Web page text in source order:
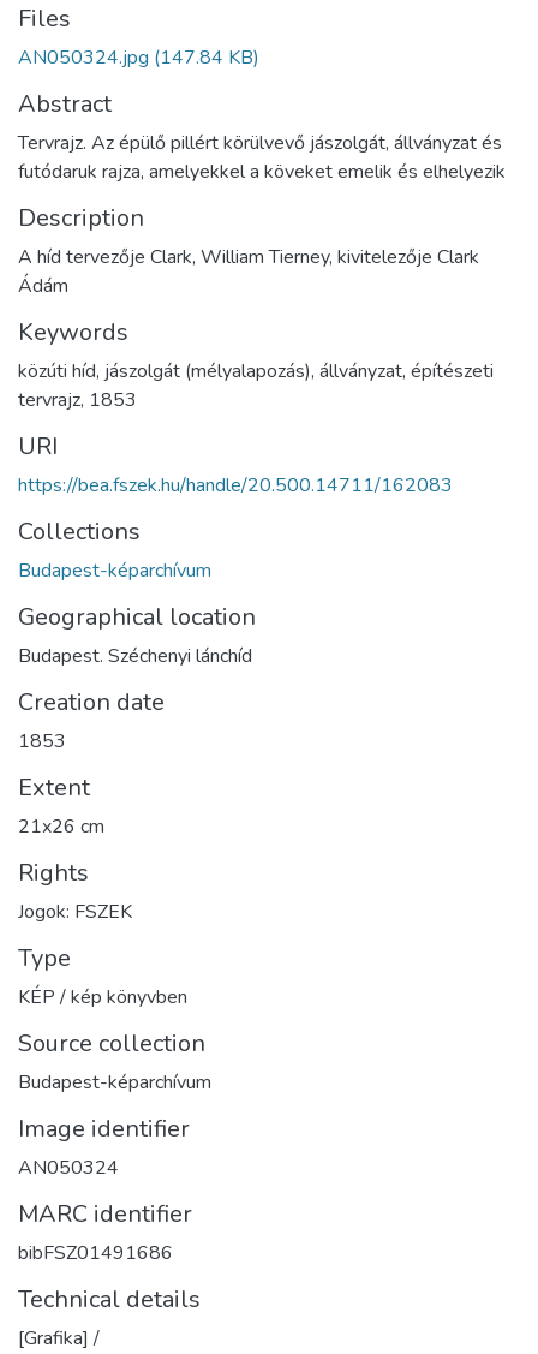
Files
AN050324.jpg (147.84 KB)
Abstract
Tervrajz. Az épülő pillért körülvevő jászolgát, állványzat és
futódaruk rajza, amelyekkel a köveket emelik és elhelyezik
Description
A híd tervezője Clark, William Tierney, kivitelezője Clark
Ádám
Keywords
közúti híd, jászolgát (mélyalapozás), állványzat, építészeti
tervrajz, 1853
URI
https://bea.fszek.hu/handle/20.500.14711/162083
Collections
Budapest-képarchívum
Geographical location
Budapest. Széchenyi lánchíd
Creation date
1853
Extent
21x26 cm
Rights
Jogok: FSZEK
Type
KÉP / kép könyvben
Source collection
Budapest-képarchívum
Image identifier
AN050324
MARC identifier
bibFSZ01491686
Technical details
[Grafika] /